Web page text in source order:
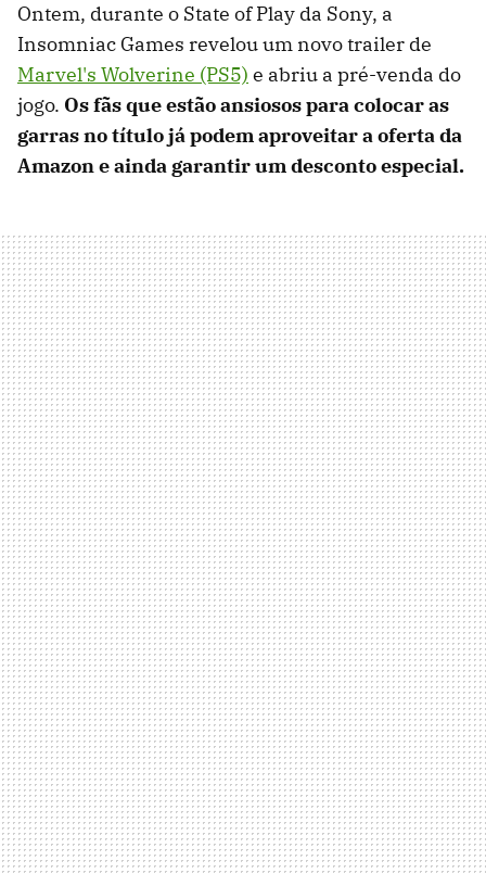
Ontem, durante o State of Play da Sony, a
Insomniac Games revelou um novo trailer de
Marvel's Wolverine (PS5) e abriu a pré-venda do
jogo. Os fãs que estão ansiosos para colocar as
garras no título já podem aproveitar a oferta da
Amazon e ainda garantir um desconto especial.